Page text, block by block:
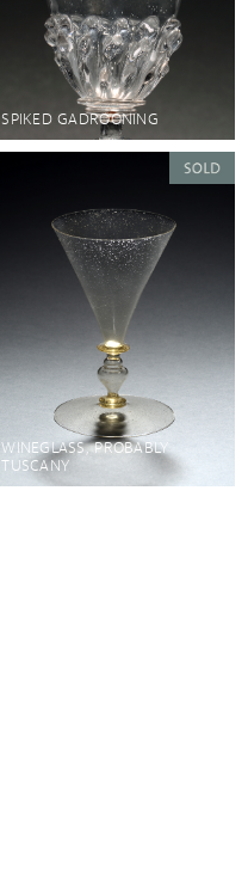
SPIKED GADROONING
WINEGLASS, PROBABLY
TUSCANY